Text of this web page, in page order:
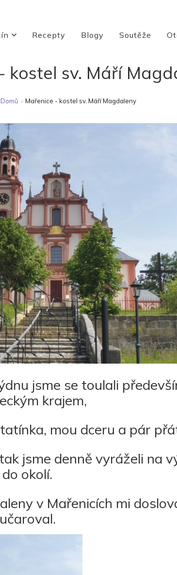
Recepty Blogy Soutěže
kostel sv. Máří
Domů » Mařenice - kostel sv. Máří Magdaleny
jsme se toulali
krajem,
mou dceru a pár
jsme denně vyráželi na
do okolí.
v Mařenicích mi
učaroval.